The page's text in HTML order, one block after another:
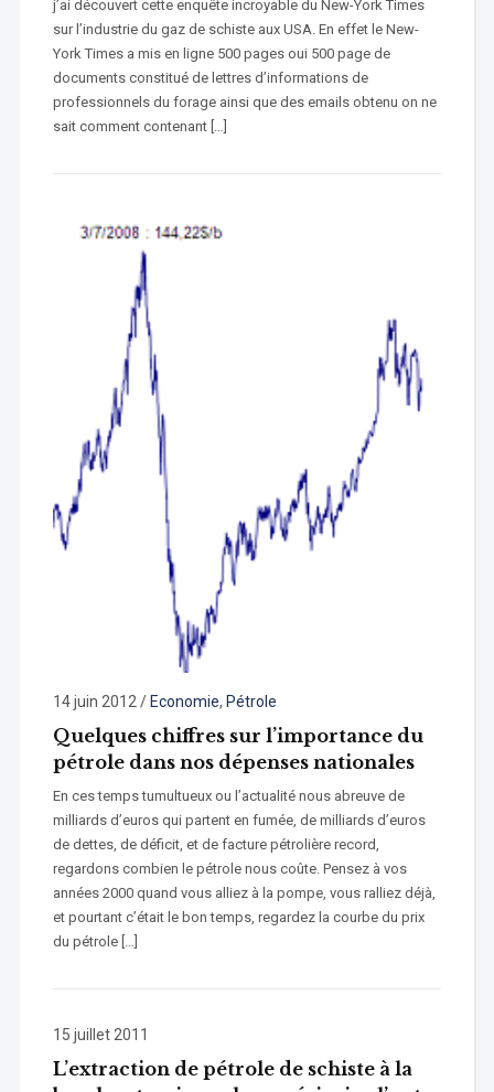
j’ai découvert cette enquête incroyable du New-York Times
sur l’industrie du gaz de schiste aux USA. En effet le New-
York Times a mis en ligne 500 pages oui 500 page de
documents constitué de lettres d’informations de
professionnels du forage ainsi que des emails obtenu on ne
sait comment contenant […]
14 juin 2012/ Economie, Pétrole
Quelques chiffres sur l’importance du
pétrole dans nos dépenses nationales
En ces temps tumultueux ou l’actualité nous abreuve de
milliards d’euros qui partent en fumée, de milliards d’euros
de dettes, de déficit, et de facture pétrolière record,
regardons combien le pétrole nous coûte. Pensez à vos
années 2000 quand vous alliez à la pompe, vous ralliez déjà,
et pourtant c’était le bon temps, regardez la courbe du prix
du pétrole […]
15 juillet 2011
L’extraction de pétrole de schiste à la